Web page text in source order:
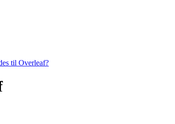
til Overleaf?